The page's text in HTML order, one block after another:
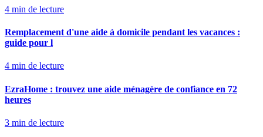
4 min de lecture
Remplacement d'une aide à domicile pendant les vacances :
guide pour l
4 min de lecture
EzraHome : trouvez une aide ménagère de confiance en 72
heures
3 min de lecture